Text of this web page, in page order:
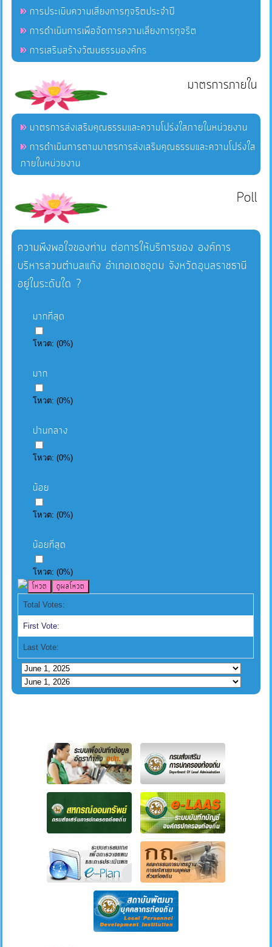
การประเมินความเสี่ยงการทุจริตประจำปี
การดำเนินการเพื่อจัดการความเสี่ยงการทุจริต
การเสริมสร้างวัฒนธรรมองค์กร
มาตรการภายใน
มาตรการส่งเสริมคุณธรรมและความโปร่งใสภายในหน่วยงาน
การดำเนินการตามมาตรการส่งเสริมคุณธรรมและความโปร่งใส
ภายในหน่วยงาน
Poll
ความพึงพอใจของท่าน ต่อการให้บริการของ องค์การ
บริหารส่วนตำบลแก้ง อำเภอเดชอุดม จังหวัดอุบลราชธานี
อยู่ในระดับใด ?
มากที่สุด
โหวต:(0%)
มาก
โหวต:(0%)
ปานกลาง
โหวต:(0%)
น้อย
โหวต:(0%)
น้อยที่สุด
โหวต:(0%)
Total Votes:
First Vote:
Last Vote: